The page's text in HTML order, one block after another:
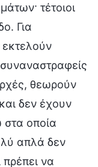
τέτοιοι
Για
θεωρούν
δεν έχουν
στα οποία
απλά δεν
να